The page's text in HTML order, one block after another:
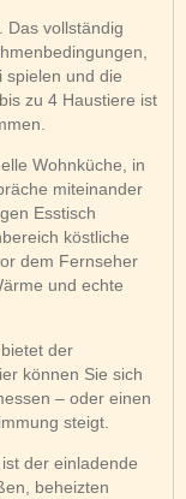
Das vollständig
spielen und die
zu 4 Haustiere ist
Wohnküche, in
miteinander
Esstisch
köstliche
dem Fernseher
und echte
der
können Sie sich
– oder einen
steigt.
der einladende
beheizten